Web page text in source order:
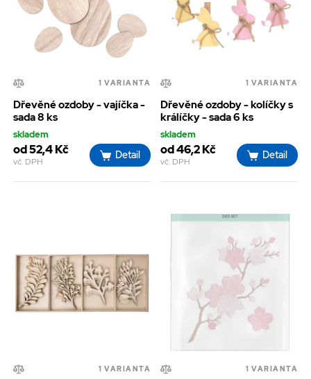
1 VARIANTA
Dřevěné ozdoby - vajíčka -
sada 8 ks
skladem
od 52,4 Kč
vč. DPH
Detail
1 VARIANTA
Dřevěné ozdoby - kolíčky s
králíčky - sada 6 ks
skladem
od 46,2 Kč
vč. DPH
Detail
1 VARIANTA 1 VARIANTA